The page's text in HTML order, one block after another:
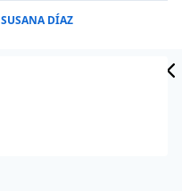
SUSANA DÍAZ